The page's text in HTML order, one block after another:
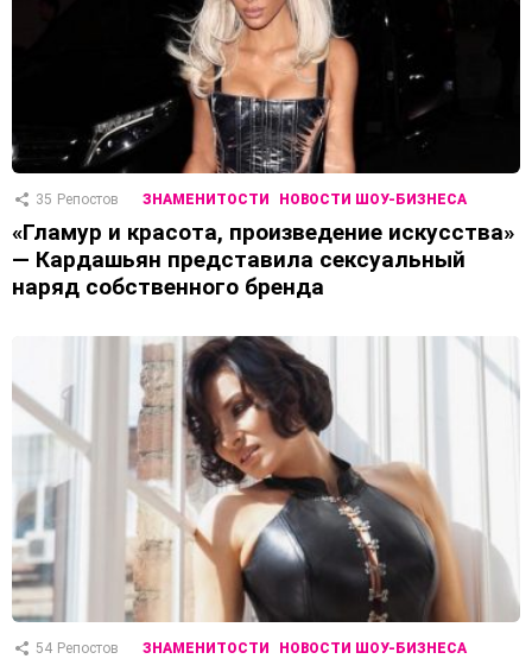
35 Репостов ЗНАМЕНИТОСТИ НОВОСТИ ШОУ-БИЗНЕСА
«Гламур и красота, произведение искусства»
— Кардашьян представила сексуальный
наряд собственного бренда
54 Репостов ЗНАМЕНИТОСТИ НОВОСТИ ШОУ-БИЗНЕСА